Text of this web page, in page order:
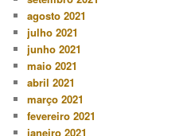
agosto 2021
julho 2021
junho 2021
maio 2021
abril 2021
março 2021
fevereiro 2021
janeiro 2021